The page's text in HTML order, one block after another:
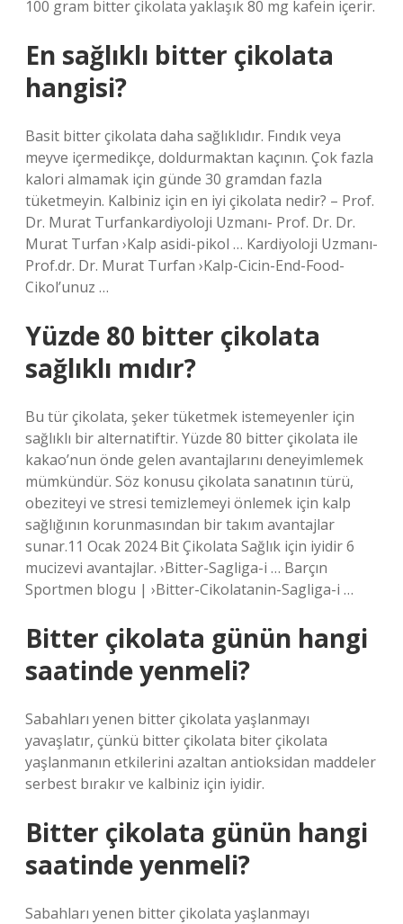
100 gram bitter çikolata yaklaşık 80 mg kafein içerir.
En sağlıklı bitter çikolata
hangisi?
Basit bitter çikolata daha sağlıklıdır. Fındık veya
meyve içermedikçe, doldurmaktan kaçının. Çok fazla
kalori almamak için günde 30 gramdan fazla
tüketmeyin. Kalbiniz için en iyi çikolata nedir? – Prof.
Dr. Murat Turfankardiyoloji Uzmanı- Prof. Dr. Dr.
Murat Turfan ›Kalp asidi-pikol … Kardiyoloji Uzmanı-
Prof.dr. Dr. Murat Turfan ›Kalp-Cicin-End-Food-
Cikol’unuz …
Yüzde 80 bitter çikolata
sağlıklı mıdır?
Bu tür çikolata, şeker tüketmek istemeyenler için
sağlıklı bir alternatiftir. Yüzde 80 bitter çikolata ile
kakao’nun önde gelen avantajlarını deneyimlemek
mümkündür. Söz konusu çikolata sanatının türü,
obeziteyi ve stresi temizlemeyi önlemek için kalp
sağlığının korunmasından bir takım avantajlar
sunar.11 Ocak 2024 Bit Çikolata Sağlık için iyidir 6
mucizevi avantajlar. ›Bitter-Sagliga-i … Barçın
Sportmen blogu | ›Bitter-Cikolatanin-Sagliga-i …
Bitter çikolata günün hangi
saatinde yenmeli?
Sabahları yenen bitter çikolata yaşlanmayı
yavaşlatır, çünkü bitter çikolata biter çikolata
yaşlanmanın etkilerini azaltan antioksidan maddeler
serbest bırakır ve kalbiniz için iyidir.
Bitter çikolata günün hangi
saatinde yenmeli?
Sabahları yenen bitter çikolata yaşlanmayı